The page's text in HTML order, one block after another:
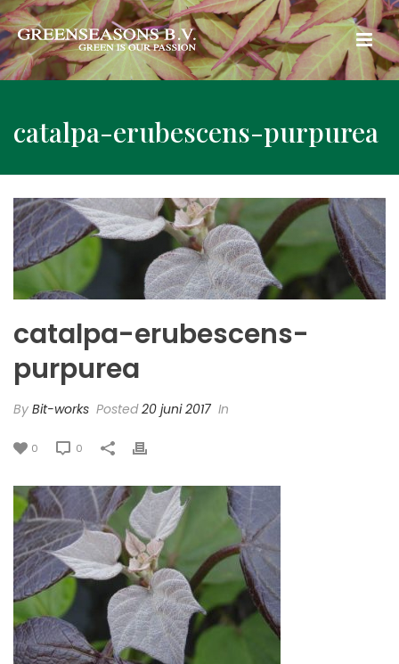
catalpa-erubescens-purpurea
catalpa-erubescens-
purpurea
By Bit-works Posted20 juni 2017 In
0 0